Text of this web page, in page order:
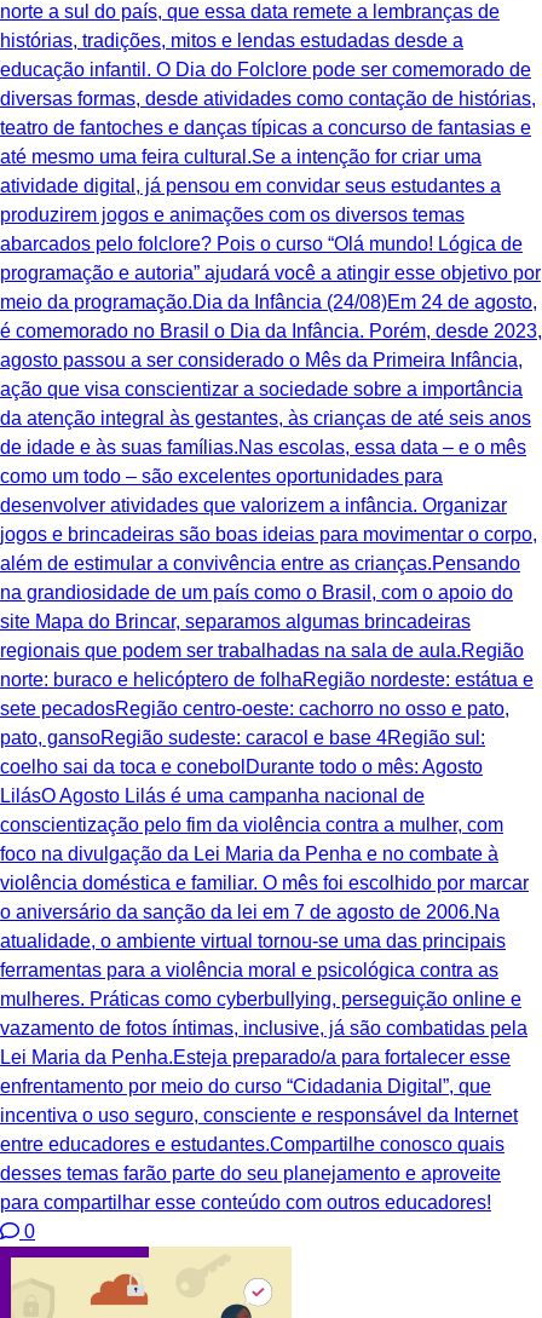
norte a sul do país, que essa data remete a lembranças de
histórias, tradições, mitos e lendas estudadas desde a
educação infantil. O Dia do Folclore pode ser comemorado de
diversas formas, desde atividades como contação de histórias,
teatro de fantoches e danças típicas a concurso de fantasias e
até mesmo uma feira cultural.Se a intenção for criar uma
atividade digital, já pensou em convidar seus estudantes a
produzirem jogos e animações com os diversos temas
abarcados pelo folclore? Pois o curso “Olá mundo! Lógica de
programação e autoria” ajudará você a atingir esse objetivo por
meio da programação.Dia da Infância (24/08)Em 24 de agosto,
é comemorado no Brasil o Dia da Infância. Porém, desde 2023,
agosto passou a ser considerado o Mês da Primeira Infância,
ação que visa conscientizar a sociedade sobre a importância
da atenção integral às gestantes, às crianças de até seis anos
de idade e às suas famílias.Nas escolas, essa data – e o mês
como um todo – são excelentes oportunidades para
desenvolver atividades que valorizem a infância. Organizar
jogos e brincadeiras são boas ideias para movimentar o corpo,
além de estimular a convivência entre as crianças.Pensando
na grandiosidade de um país como o Brasil, com o apoio do
site Mapa do Brincar, separamos algumas brincadeiras
regionais que podem ser trabalhadas na sala de aula.Região
norte: buraco e helicóptero de folhaRegião nordeste: estátua e
sete pecadosRegião centro-oeste: cachorro no osso e pato,
pato, gansoRegião sudeste: caracol e base 4Região sul:
coelho sai da toca e conebolDurante todo o mês: Agosto
LilásO Agosto Lilás é uma campanha nacional de
conscientização pelo fim da violência contra a mulher, com
foco na divulgação da Lei Maria da Penha e no combate à
violência doméstica e familiar. O mês foi escolhido por marcar
o aniversário da sanção da lei em 7 de agosto de 2006.Na
atualidade, o ambiente virtual tornou-se uma das principais
ferramentas para a violência moral e psicológica contra as
mulheres. Práticas como cyberbullying, perseguição online e
vazamento de fotos íntimas, inclusive, já são combatidas pela
Lei Maria da Penha.Esteja preparado/a para fortalecer esse
enfrentamento por meio do curso “Cidadania Digital”, que
incentiva o uso seguro, consciente e responsável da Internet
entre educadores e estudantes.Compartilhe conosco quais
desses temas farão parte do seu planejamento e aproveite
para compartilhar esse conteúdo com outros educadores!
0